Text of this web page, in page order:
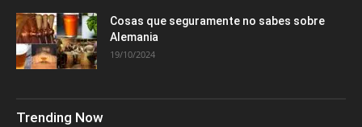
Cosas que seguramente no sabes sobre
Alemania
19/10/2024
Trending Now